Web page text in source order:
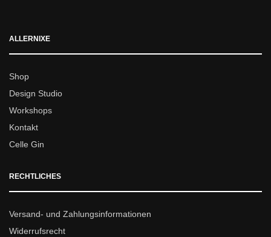
ALLERNIXE
Shop
Design Studio
Workshops
Kontakt
Celle Gin
RECHTLICHES
Versand- und Zahlungsinformationen
Widerrufsrecht